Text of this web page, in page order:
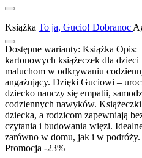
Książka To ja, Gucio! Dobranoc
Dostępne warianty: Książka Opis:
kartonowych książeczek dla
maluchom w odkrywaniu
angażujący. Dzięki Guciowi –
dziecko nauczy się empatii,
codziennych nawyków.
dziecka, a rodzicom zapewniają
czytania i budowania więzi.
zarówno w domu, jak i w podróży.
Promocja -23%